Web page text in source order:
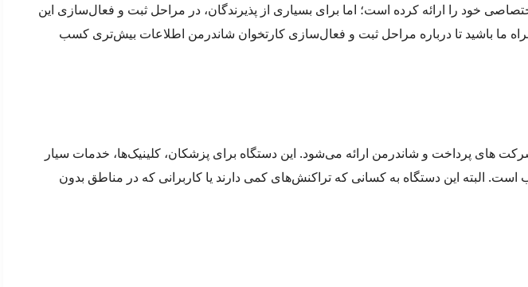
خود را ارائه کرده است؛ اما برای بسیاری از پذیرندگان، در مراحل ثبت و فعال‌سازی این
ما باشید تا درباره مراحل ثبت و فعال‌سازی کارتخوان شاندرمن اطلاعات بیش‌تری کسب
های پرداخت و شاندرمن ارائه می‌شود. این دستگاه برای پزشکان، کلینیک‌ها، خدمات سیار
البته این دستگاه به کسانی که تراکنش‌های کمی دارند یا کاربرانی که در مناطق بدون